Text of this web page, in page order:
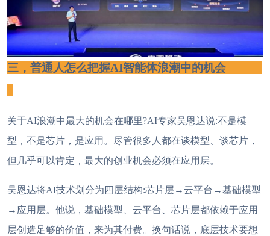
三，普通人怎么把握AI智能体浪潮中的机会
关于AI浪潮中最大的机会在哪里?AI专家吴恩达说:不是模
型，不是芯片，是应用。尽管很多人都在谈模型、谈芯片，
但几乎可以肯定，最大的创业机会必须在应用层。
吴恩达将AI技术划分为四层结构:芯片层→云平台→基础模型
→应用层。他说，基础模型、云平台、芯片层都依赖于应用
层创造足够的价值，来为其付费。换句话说，底层技术要想